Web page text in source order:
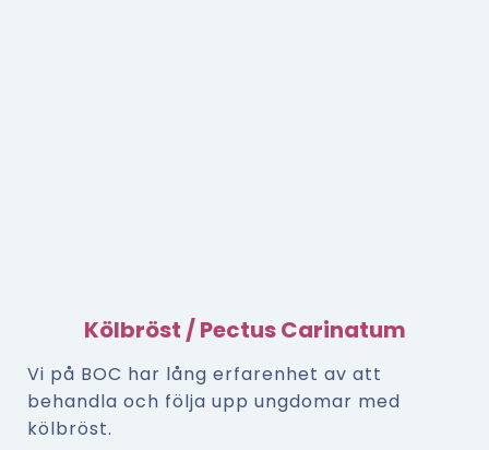
Kölbröst / Pectus Carinatum
Vi på BOC har lång erfarenhet av att
behandla och följa upp ungdomar med
kölbröst.